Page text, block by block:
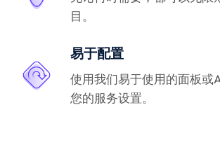
目。
易于配置
使用我们易于使用的面板或
您的服务设置。